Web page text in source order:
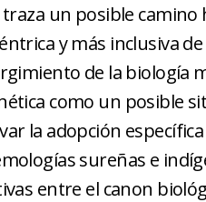
un posible
y más inclusiva
de la biología
como un posible
la adopción
sureñas e
entre el canon